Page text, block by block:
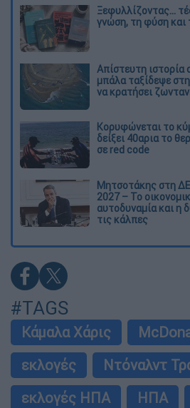
Ξεφυλλίζοντας...
γνώση, τη φύση και
Απίστευτη
μπάλα ταξίδεψε
να κρατήσει
Κορυφώνεται το
δείξει 40αρια το
σε red code
Μητσοτάκης στη
2027 – Το
αυτοδυναμία και η
τις κάλπες
#TAGS
Κάμαλα Χάρις
εκλογές
Ντόναλντ
εκλογές ΗΠΑ
ΗΠΑ